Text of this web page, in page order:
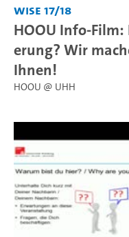
WiSe 17/18
HOOU Info-
erung? Wir
Ihnen!
HOOU @ UHH